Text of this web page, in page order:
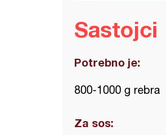
Sastojci
Potrebno je:
800-1000 g rebra
Za sos: